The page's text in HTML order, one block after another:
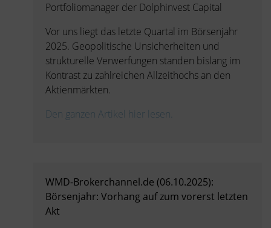
Portfoliomanager der Dolphinvest Capital
Vor uns liegt das letzte Quartal im Börsenjahr
2025. Geopolitische Unsicherheiten und
strukturelle Verwerfungen standen bislang im
Kontrast zu zahlreichen Allzeithochs an den
Aktienmärkten.
Den ganzen Artikel hier lesen.
WMD-Brokerchannel.de (06.10.2025):
Börsenjahr: Vorhang auf zum vorerst letzten
Akt